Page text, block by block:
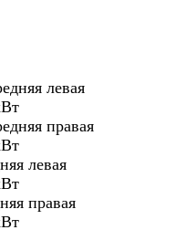
левая
правая
левая
правая